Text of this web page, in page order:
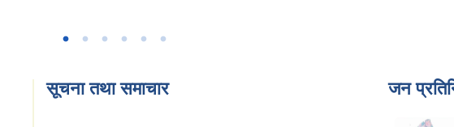
सूचना तथा समाचार जन